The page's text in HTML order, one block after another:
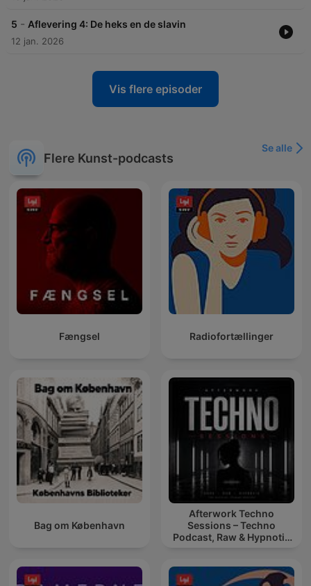
5 - Aflevering 4: De heks en de slavin
12 jan. 2026
Vis flere episoder
Flere Kunst-podcasts
Se alle
Fængsel Radiofortællinger
Bag om København
Afterwork Techno
Sessions – Techno
Podcast, Raw & Hypnotic